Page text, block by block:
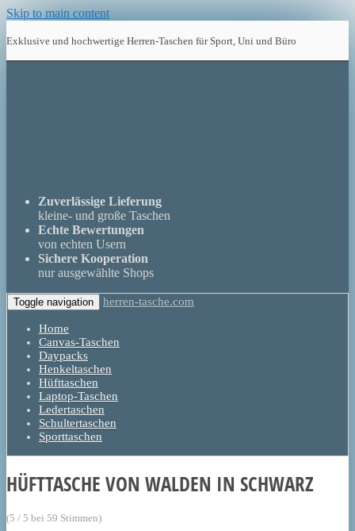
Skip to main content
Exklusive und hochwertige Herren-Taschen für Sport, Uni und Büro
Zuverlässige Lieferung
kleine- und große Taschen
Echte Bewertungen
von echten Usern
Sichere Kooperation
nur ausgewählte Shops
Toggle navigation herren-tasche.com
Home
Canvas-Taschen
Daypacks
Henkeltaschen
Hüfttaschen
Laptop-Taschen
Ledertaschen
Schultertaschen
Sporttaschen
HÜFTTASCHE VON WALDEN IN SCHWARZ
(5 / 5 bei 59 Stimmen)